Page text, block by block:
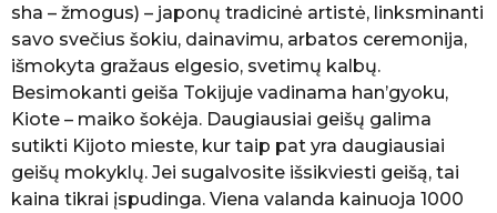
sha – žmogus) – japonų tradicinė artistė, linksminanti
savo svečius šokiu, dainavimu, arbatos ceremonija,
išmokyta gražaus elgesio, svetimų kalbų.
Besimokanti geiša Tokijuje vadinama han’gyoku,
Kiote – maiko šokėja. Daugiausiai geišų galima
sutikti Kijoto mieste, kur taip pat yra daugiausiai
geišų mokyklų. Jei sugalvosite išsikviesti geišą, tai
kaina tikrai įspudinga. Viena valanda kainuoja 1000